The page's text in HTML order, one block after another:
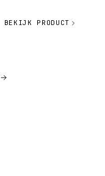
BEKIJK PRODUCT